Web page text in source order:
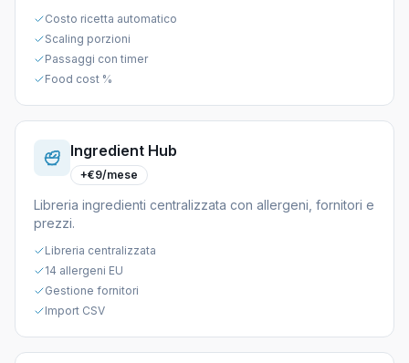
Costo ricetta automatico
Scaling porzioni
Passaggi con timer
Food cost %
Ingredient Hub
+€9/mese
Libreria ingredienti centralizzata con allergeni, fornitori e
prezzi.
Libreria centralizzata
14 allergeni EU
Gestione fornitori
Import CSV